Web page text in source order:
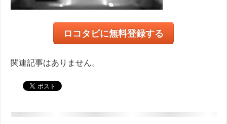
ロコタビに無料登録する
関連記事はありません。